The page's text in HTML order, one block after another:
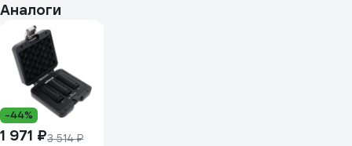
Аналоги
-44%
1 971 ₽3 514 ₽